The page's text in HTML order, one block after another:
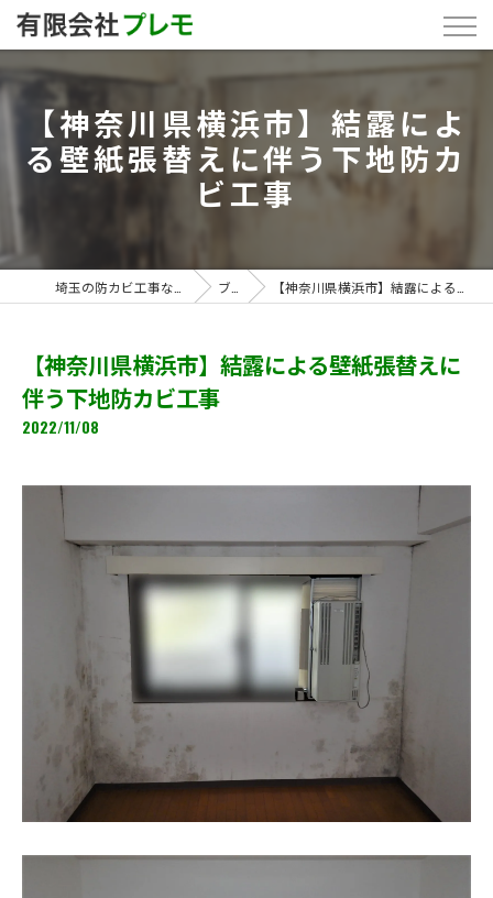
【神奈川県横浜市】結露によ
る壁紙張替えに伴う下地防カ
ビ工事
ブログ 【神奈川県横浜市】結露による壁紙張替えに伴う下地防カビ工事
【神奈川県横浜市】結露による壁紙張替えに
伴う下地防カビ工事
2022/11/08